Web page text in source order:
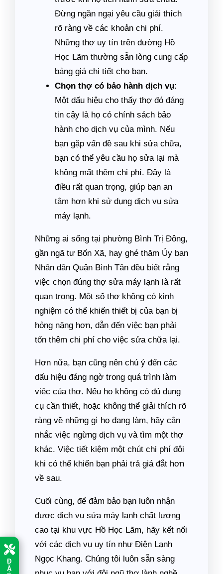
Đ
Ặ
Đừng ngần ngại yêu cầu giải thích
rõ ràng về các khoản chi phí.
Những thợ uy tín trên đường Hồ
Học Lãm thường sẵn lòng cung cấp
bảng giá chi tiết cho bạn.
Chọn thợ có bảo hành dịch vụ:
Một dấu hiệu cho thấy thợ đó đáng
tin cậy là họ có chính sách bảo
hành cho dịch vụ của mình. Nếu
bạn gặp vấn đề sau khi sửa chữa,
bạn có thể yêu cầu họ sửa lại mà
không mất thêm chi phí. Đây là
điều rất quan trọng, giúp bạn an
tâm hơn khi sử dụng dịch vụ sửa
máy lạnh.
Những ai sống tại phường Bình Trị Đông,
gần ngã tư Bốn Xã, hay ghé thăm Ủy ban
Nhân dân Quận Bình Tân đều biết rằng
việc chọn đúng thợ sửa máy lạnh là rất
quan trọng. Một số thợ không có kinh
nghiệm có thể khiến thiết bị của bạn bị
hỏng nặng hơn, dẫn đến việc bạn phải
tốn thêm chi phí cho việc sửa chữa lại.
Hơn nữa, bạn cũng nên chú ý đến các
dấu hiệu đáng ngờ trong quá trình làm
việc của thợ. Nếu họ không có đủ dụng
cụ cần thiết, hoặc không thể giải thích rõ
ràng về những gì họ đang làm, hãy cân
nhắc việc ngừng dịch vụ và tìm một thợ
khác. Việc tiết kiệm một chút chi phí đôi
khi có thể khiến bạn phải trả giá đắt hơn
về sau.
Cuối cùng, để đảm bảo bạn luôn nhận
được dịch vụ sửa máy lạnh chất lượng
cao tại khu vực Hồ Học Lãm, hãy kết nối
với các dịch vụ uy tín như Điện Lạnh
Ngọc Khang. Chúng tôi luôn sẵn sàng